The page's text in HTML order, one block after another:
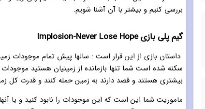
بررسی کنیم و بیشتر با آن آشنا شویم.
گیم پلی بازی Implosion-Never Lose Hope
داستان بازی از این قرار است : سالها پیش تمام موجودات
سکنه شده است شما تنها بازمانده از زمینیان هستید
بیشتری هستند و قصد دارند به زمین حمله کنند و قدرت کل
ماموریت شما این است که این موجودات را نابود کنید و یا